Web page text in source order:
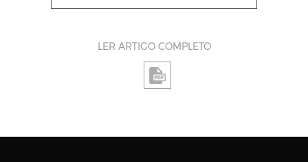
LER ARTIGO COMPLETO